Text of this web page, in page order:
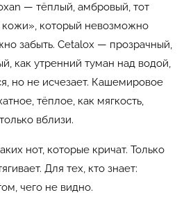
— тёплый, амбровый, тот
кожи», который невозможно
забыть. Cetalox — прозрачный,
как утренний туман над водой,
но не исчезает. Кашемировое
тёплое, как мягкость,
вблизи.
нот, которые кричат. Только
Для тех, кто знает:
чего не видно.